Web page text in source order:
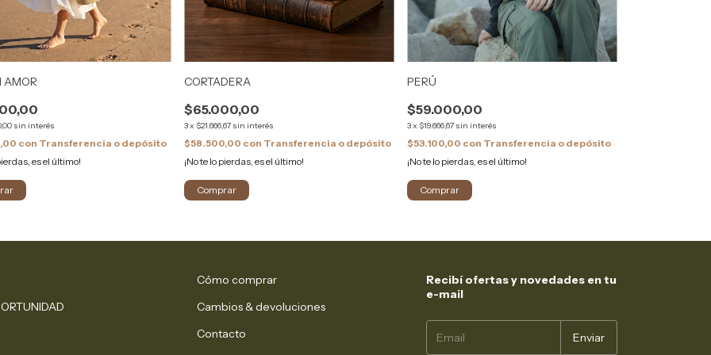
AMOR
sin interés
con Transferencia o depósito
es el último!
CORTADERA
$65.000,00
3x $21.666,67 sin interés
$58.500,00 con Transferencia o depósito
¡No te lo pierdas, es el último!
PERÚ
$59.000,00
3x $19.666,67 sin interés
$53.100,00 con Transferencia o depósito
¡No te lo pierdas, es el último!
Cómo comprar
Cambios & devoluciones
Contacto
Recibí ofertas y novedades en tu
e-mail